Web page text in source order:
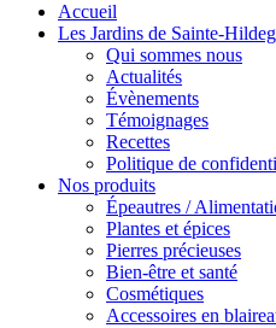
Accueil
Les Jardins de Sainte-
Qui sommes nous
Actualités
Évènements
Témoignages
Recettes
Politique de
Nos produits
Épeautres /
Plantes et épices
Pierres précieuses
Bien-être et santé
Cosmétiques
Accessoires en